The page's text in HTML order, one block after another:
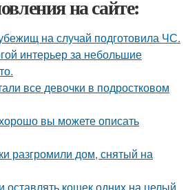
на сайте:
на случай подготовила ЧС.
интерьер за небольшие
все девочки в подростковом
вы можете описать
разгромили дом, снятый на
оставлять кошек одних на целый